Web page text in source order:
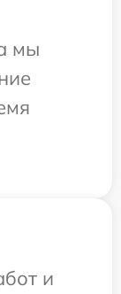
мы
и